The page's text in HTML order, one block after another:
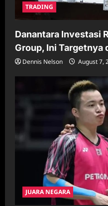
TRADING
Danantara Investasi
Group, Ini Targetnya
Dennis Nelson August 7,
JUARA NEGARA